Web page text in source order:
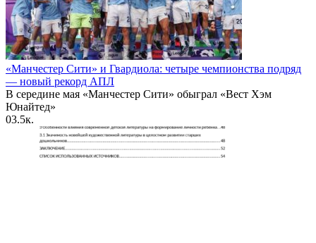
«Манчестер Сити» и Гвардиола: четыре чемпионства подряд
— новый рекорд АПЛ
В середине мая «Манчестер Сити» обыграл «Вест Хэм
Юнайтед»
03.5к.